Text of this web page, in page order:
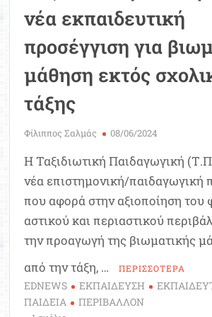
νέα εκπαιδευτική
προσέγγιση για
μάθηση εκτός
τάξης
Φίλιππος Σαλμάς 08/06/2024
Η Ταξιδιωτική Παιδαγωγική
νέα επιστημονική/παιδαγωγική
που αφορά στην αξιοποίηση του
αστικού και περιαστικού
την προαγωγή της βιωματικής
από την τάξη, …
ΠΕΡΙΣΣΟΤΕΡΑ
EDNEWS ΕΚΠΑΙΔΕΥΣΗ
ΠΑΙΔΕΙΑ
ΠΕΡΙΒΑΛΛΟΝ